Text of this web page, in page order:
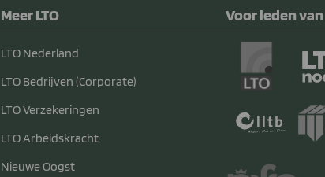
Meer LTO
LTO Nederland
LTO Bedrijven (Corporate)
LTO Verzekeringen
LTO Arbeidskracht
Nieuwe Oogst
Voor leden van